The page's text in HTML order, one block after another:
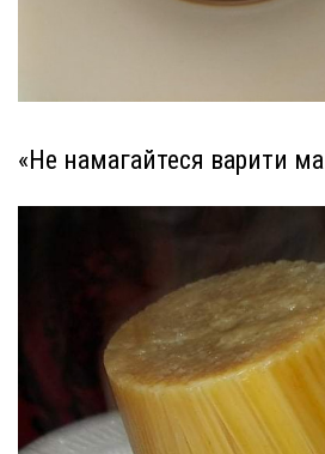
«Не намагайтеся варити